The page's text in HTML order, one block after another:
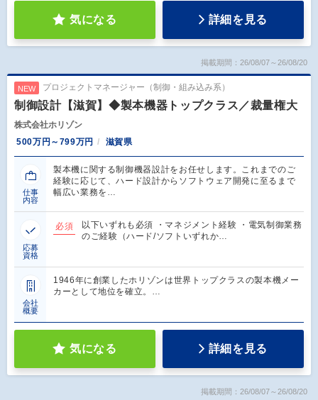
気になる 詳細を見る
掲載期間：26/08/07～26/08/20
NEW プロジェクトマネージャー（制御・組み込み系）
制御設計【滋賀】◆製本機器トップクラス／裁量権大
株式会社ホリゾン
500万円～799万円
滋賀県
仕事
内容
製本機に関する制御機器設計をお任せします。これまでのご
経験に応じて、ハード設計からソフトウェア開発に至るまで
幅広い業務を…
応募
資格
必須
以下いずれも必須 ・マネジメント経験 ・電気制御業務
のご経験（ハード/ソフトいずれか…
会社
概要
1946年に創業したホリゾンは世界トップクラスの製本機メー
カーとして地位を確立。…
気になる 詳細を見る
掲載期間：26/08/07～26/08/20